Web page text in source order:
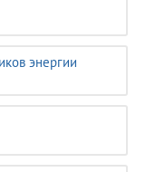
энергии